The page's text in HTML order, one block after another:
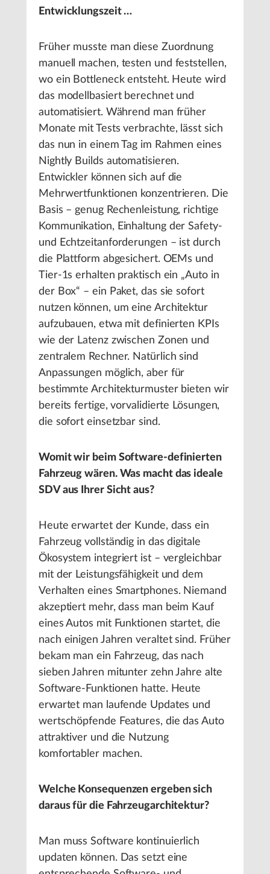
Entwicklungszeit …
Früher musste man diese Zuordnung
manuell machen, testen und feststellen,
wo ein Bottleneck entsteht. Heute wird
das modellbasiert berechnet und
automatisiert. Während man früher
Monate mit Tests verbrachte, lässt sich
das nun in einem Tag im Rahmen eines
Nightly Builds automatisieren.
Entwickler können sich auf die
Mehrwertfunktionen konzentrieren. Die
Basis – genug Rechenleistung, richtige
Kommunikation, Einhaltung der Safety-
und Echtzeitanforderungen – ist durch
die Plattform abgesichert. OEMs und
Tier-1s erhalten praktisch ein „Auto in
der Box“ – ein Paket, das sie sofort
nutzen können, um eine Architektur
aufzubauen, etwa mit definierten KPIs
wie der Latenz zwischen Zonen und
zentralem Rechner. Natürlich sind
Anpassungen möglich, aber für
bestimmte Architekturmuster bieten wir
bereits fertige, vorvalidierte Lösungen,
die sofort einsetzbar sind.
Womit wir beim Software-definierten
Fahrzeug wären. Was macht das ideale
SDV aus Ihrer Sicht aus?
Heute erwartet der Kunde, dass ein
Fahrzeug vollständig in das digitale
Ökosystem integriert ist – vergleichbar
mit der Leistungsfähigkeit und dem
Verhalten eines Smartphones. Niemand
akzeptiert mehr, dass man beim Kauf
eines Autos mit Funktionen startet, die
nach einigen Jahren veraltet sind. Früher
bekam man ein Fahrzeug, das nach
sieben Jahren mitunter zehn Jahre alte
Software-Funktionen hatte. Heute
erwartet man laufende Updates und
wertschöpfende Features, die das Auto
attraktiver und die Nutzung
komfortabler machen.
Welche Konsequenzen ergeben sich
daraus für die Fahrzeugarchitektur?
Man muss Software kontinuierlich
updaten können. Das setzt eine